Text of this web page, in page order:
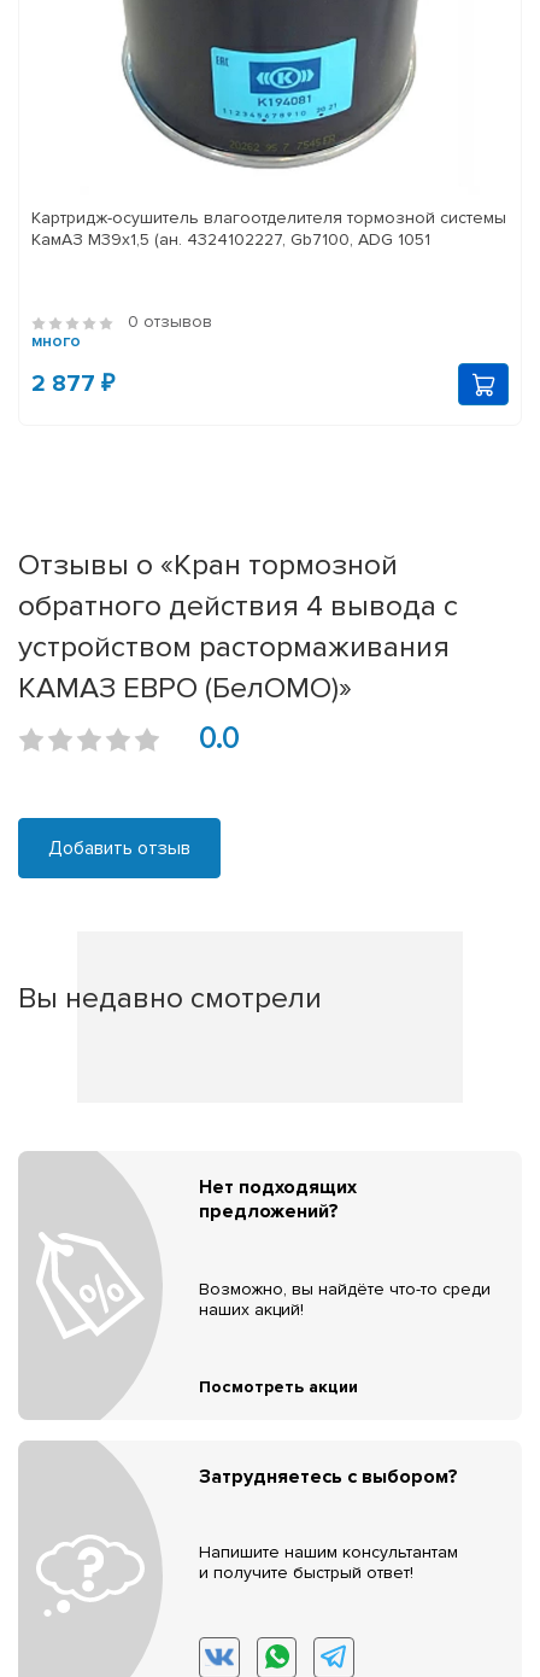
Картридж-осушитель влагоотделителя тормозной системы
КамАЗ M39x1,5 (ан. 4324102227, Gb7100, ADG 1051
0 отзывов
много
2 877 ₽
Отзывы о «Кран тормозной
обратного действия 4 вывода с
устройством растормаживания
КАМАЗ ЕВРО (БелОМО)»
0.0
Добавить отзыв
Вы недавно смотрели
Нет подходящих
предложений?
Возможно, вы найдёте что-то среди
наших акций!
Посмотреть акции
Затрудняетесь с выбором?
Напишите нашим консультантам
и получите быстрый ответ!